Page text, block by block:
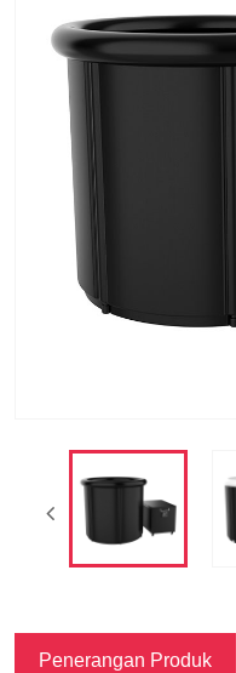
Penerangan Produk